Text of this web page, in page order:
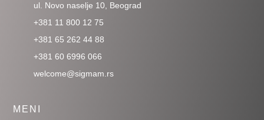
ul. Novo naselje 10, Beograd
+381 11 800 12 75
+381 65 262 44 88
+381 60 6996 066
welcome@sigmam.rs
MENI